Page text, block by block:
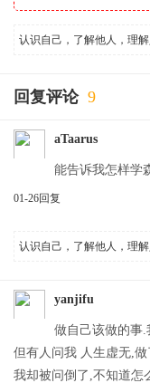
认识自己，了解他人，理解
回复评论 9
aTaarus
能告诉我怎样学
01-26回复
认识自己，了解他人，理解
yanjifu
做自己该做的事
但有人问我 人生虚无,
我却被问倒了,不知道怎